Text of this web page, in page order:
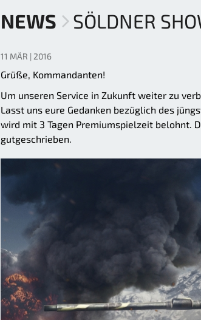
NEWS SÖLDNER
11 MÄR | 2016
Grüße, Kommandanten!
Um unseren Service in Zukunft weiter zu
Lasst uns eure Gedanken bezüglich des
wird mit 3 Tagen Premiumspielzeit belohnt.
gutgeschrieben.